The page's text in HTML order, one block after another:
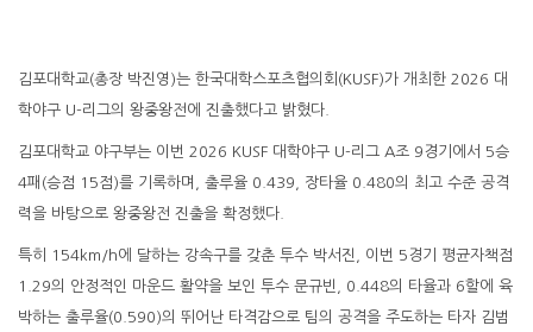
김포대학교(총장 박진영)는 한국대학스포츠협의회(KUSF)가 개최한 2026 대
학야구 U-리그의 왕중왕전에 진출했다고 밝혔다.
김포대학교 야구부는 이번 2026 KUSF 대학야구 U-리그 A조 9경기에서 5승
4패(승점 15점)를 기록하며, 출루율 0.439, 장타율 0.480의 최고 수준 공격
력을 바탕으로 왕중왕전 진출을 확정했다.
특히 154km/h에 달하는 강속구를 갖춘 투수 박서진, 이번 5경기 평균자책점
1.29의 안정적인 마운드 활약을 보인 투수 문규빈, 0.448의 타율과 6할에 육
박하는 출루율(0.590)의 뛰어난 타격감으로 팀의 공격을 주도하는 타자 김범